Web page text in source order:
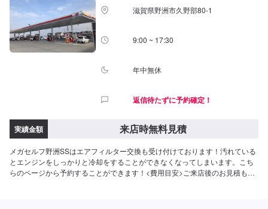
滋賀県野洲市久野部80-1
9:00 ~ 17:30
年中無休
返信待たずに予約確定！
実績金額 来店時無料見積
メガセルフ野洲SSはエアフィルター交換も受け付けております！汚れている
とエンジンをしっかりと冷却をすることができなくなってしまいます。こち
らのページから予約することができます！<費用目安>ご来店後のお見積もり